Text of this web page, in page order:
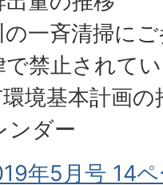
一斉清掃に
で禁止されて
境基本計画の
ンダー
年5月号 14